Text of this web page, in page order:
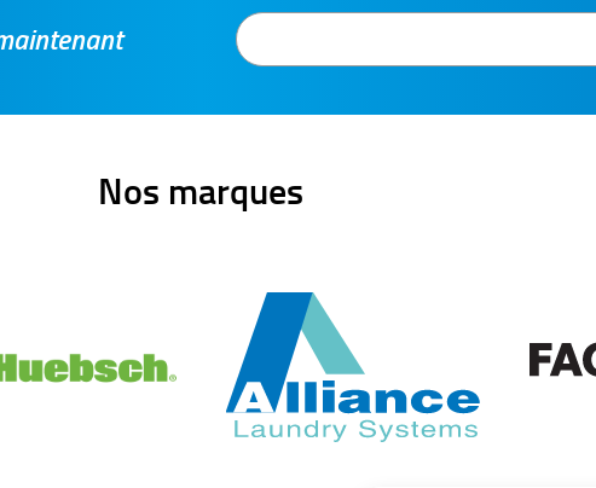
Nos marques